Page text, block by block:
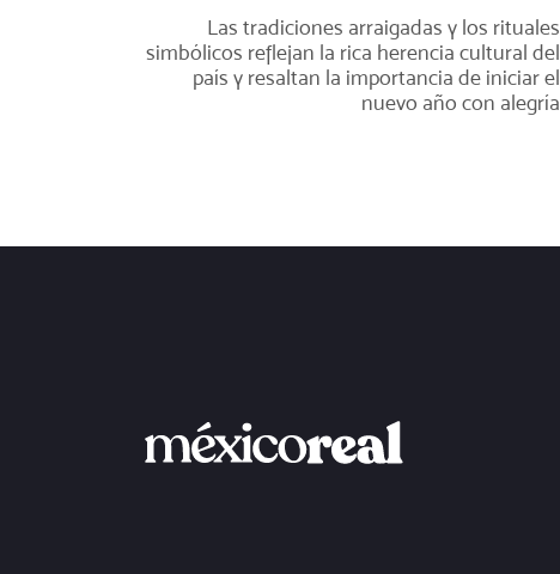
Las tradiciones arraigadas y los rituales
simbólicos reflejan la rica herencia cultural del
país y resaltan la importancia de iniciar el
nuevo año con alegría